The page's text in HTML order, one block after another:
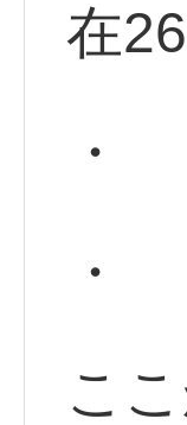
在
・
・
こ